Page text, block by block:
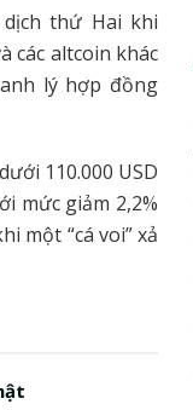
thứ Hai khi
các altcoin khác
lý hợp đồng
110.000 USD
mức giảm 2,2%
một “cá voi” xả